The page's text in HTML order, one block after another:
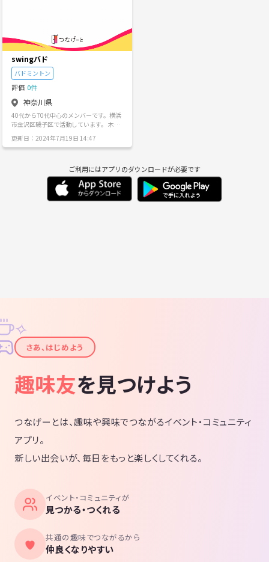
理科学を使い学びます。 ◾️使用ボードゲ
ーム ・ito ・ゴキブリポーカー ・二ムト
・なんじゃもんじゃ ・カタカナーシ ・音
速飯店 ・コヨーテ ・ワードスナイパー ・
犯人は踊る ・ワードウルフ ・オトマネ
・カタカナーシ ・エイゴダーケ ・自己紹
介クイズゲーム ・サンレンタン ・ハゲタ
カのえじき ・人狼 ・トマトマト ・ナイン
タイル ・インサイダーゲーム ・あいうえ
バトル ・スカル ・neu ・レキシオネオ 等
swingバド
バドミントン
評価 0件
神奈川県
40代から70代中心のメンバーです。横浜
市金沢区磯子区で活動しています。 木曜
更新日：2024年7月19日 14:47
ご利用にはアプリのダウンロードが必要です
✦
✧
さあ、はじめよう
趣味友を見つけよう
つなげーとは、趣味や興味でつながるイベント・コミュニティ
アプリ。
新しい出会いが、毎日をもっと楽しくしてくれる。
イベント・コミュニティが
見つかる・つくれる
共通の趣味でつながるから
仲良くなりやすい